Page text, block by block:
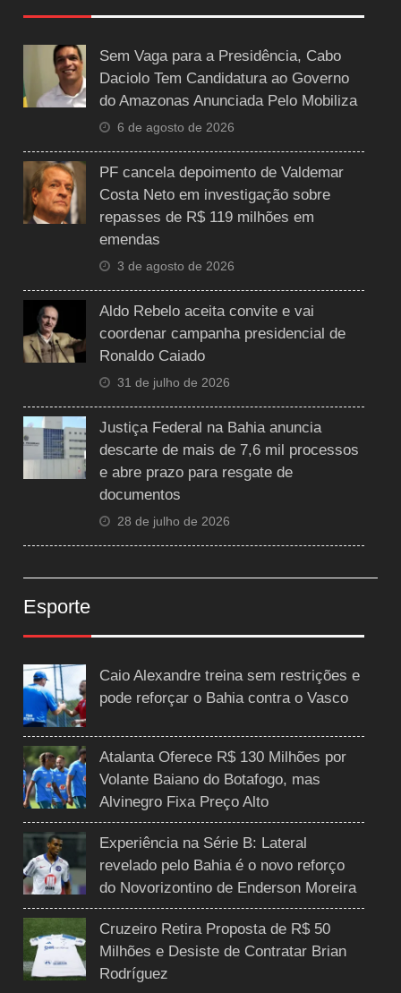
Sem Vaga para a Presidência, Cabo
Daciolo Tem Candidatura ao Governo
do Amazonas Anunciada Pelo Mobiliza
6 de agosto de 2026
PF cancela depoimento de Valdemar
Costa Neto em investigação sobre
repasses de R$ 119 milhões em
emendas
3 de agosto de 2026
Aldo Rebelo aceita convite e vai
coordenar campanha presidencial de
Ronaldo Caiado
31 de julho de 2026
Justiça Federal na Bahia anuncia
descarte de mais de 7,6 mil processos
e abre prazo para resgate de
documentos
28 de julho de 2026
Esporte
Caio Alexandre treina sem restrições e
pode reforçar o Bahia contra o Vasco
Atalanta Oferece R$ 130 Milhões por
Volante Baiano do Botafogo, mas
Alvinegro Fixa Preço Alto
Experiência na Série B: Lateral
revelado pelo Bahia é o novo reforço
do Novorizontino de Enderson Moreira
Cruzeiro Retira Proposta de R$ 50
Milhões e Desiste de Contratar Brian
Rodríguez